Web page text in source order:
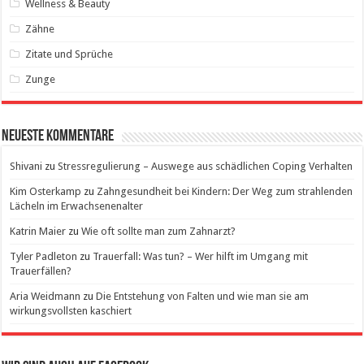
Wellness & Beauty
Zähne
Zitate und Sprüche
Zunge
Neueste Kommentare
Shivani zuStressregulierung – Auswege aus schädlichen Coping Verhalten
Kim Osterkamp zu Zahngesundheit bei Kindern: Der Weg zum strahlenden
Lächeln im Erwachsenenalter
Katrin Maier zuWie oft sollte man zum Zahnarzt?
Tyler Padleton zu Trauerfall: Was tun? – Wer hilft im Umgang mit
Trauerfällen?
Aria Weidmann zuDie Entstehung von Falten und wie man sie am
wirkungsvollsten kaschiert